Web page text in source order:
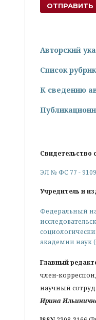
ОТПРАВИТЬ
Авторский
Список рубрик
К сведению
Свидетельство
ЭЛ № ФС 77 -
Учредитель и
Федеральный
академии наук
Главный
член-
научный
Ирина